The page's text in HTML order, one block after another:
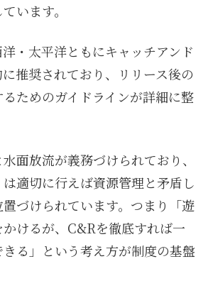
います。
・太平洋ともにキャッチアンド
推奨されており、リリース後の
ためのガイドラインが詳細に整
面放流が義務づけられており、
は適切に行えば資源管理と矛盾し
づけられています。つまり「遊
けるが、C&Rを徹底すれば一
る」という考え方が制度の基盤